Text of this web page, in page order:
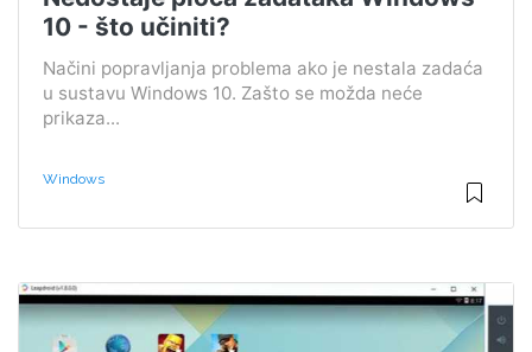
10 - što učiniti?
Načini popravljanja problema ako je nestala zadaća
u sustavu Windows 10. Zašto se možda neće
prikaza...
Windows